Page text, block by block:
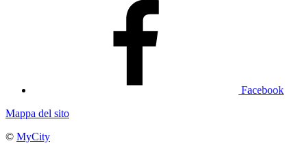
Facebook
Mappa del sito
© MyCity